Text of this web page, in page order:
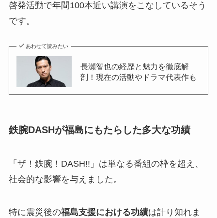
啓発活動で年間100本近い講演をこなしているそう
です。
あわせて読みたい
長瀬智也の経歴と魅力を徹底解
剖！現在の活動やドラマ代表作も
鉄腕DASHが福島にもたらした多大な功績
「ザ！鉄腕！DASH!!」は単なる番組の枠を超え、
社会的な影響を与えました。
特に震災後の福島支援における功績は計り知れま